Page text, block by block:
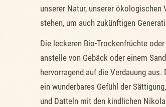
unserer Natur, unserer ökologischen
stehen, um auch zukünftigen
Die leckeren Bio-Trockenfrüchte
anstelle von Gebäck oder einem
hervorragend auf die Verdauung
ein wunderbares Gefühl der
und Datteln mit den kindlichen